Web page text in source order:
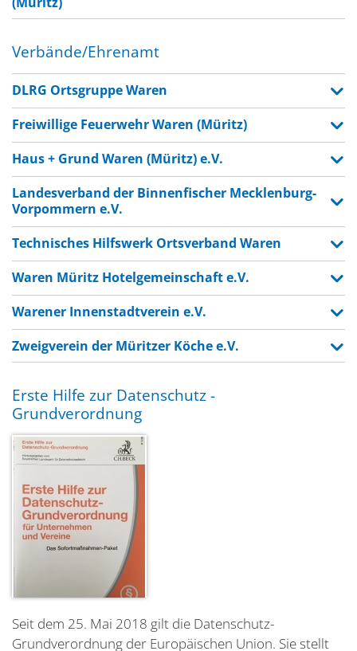
Verbände/Ehrenamt
DLRG Ortsgruppe Waren
Freiwillige Feuerwehr Waren (Müritz)
Haus + Grund Waren (Müritz) e.V.
Landesverband der Binnenfischer Mecklenburg-
Vorpommern e.V.
Technisches Hilfswerk Ortsverband Waren
Waren Müritz Hotelgemeinschaft e.V.
Warener Innenstadtverein e.V.
Zweigverein der Müritzer Köche e.V.
Erste Hilfe zur Datenschutz -
Grundverordnung
Seit dem 25. Mai 2018 gilt die Datenschutz-
Grundverordnung der Europäischen Union. Sie stellt